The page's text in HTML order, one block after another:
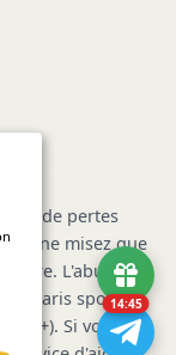
de pertes
et ne misez que
L'abus de
les paris sportifs
(18+). Si vous
14:44